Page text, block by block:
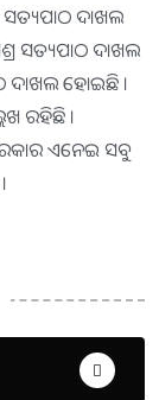
ସତ୍ୟପାଠ ଦାଖଲ
ସତ୍ୟପାଠ ଦାଖଲ
ଦାଖଲ ହୋଇଛି ।
ରହିଛି ।
ଏନେଇ ସବୁ